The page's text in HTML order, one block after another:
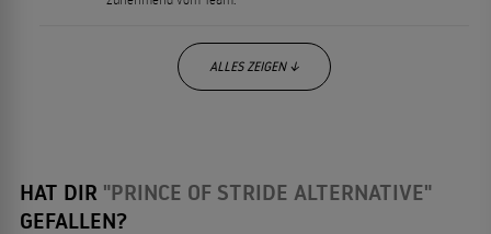
ALLES ZEIGEN ↓
HAT DIR "PRINCE OF STRIDE ALTERNATIVE"
GEFALLEN?